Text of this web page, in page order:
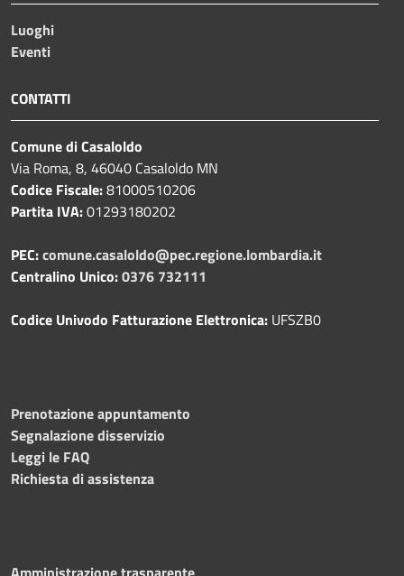
Luoghi
Eventi
CONTATTI
Comune di Casaloldo
Via Roma, 8, 46040 Casaloldo MN
Codice Fiscale:81000510206
Partita IVA:01293180202
PEC:comune.casaloldo@pec.regione.lombardia.it
Centralino Unico:0376 732111
Codice Univodo Fatturazione Elettronica: UFSZB0
Prenotazione appuntamento
Segnalazione disservizio
Leggi le FAQ
Richiesta di assistenza